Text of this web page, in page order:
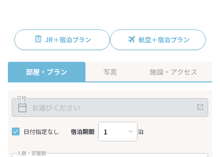
JR＋宿泊プラン 航空＋宿泊プラン
部屋・プラン 写真 施設・アクセス
日程
日付指定なし 宿泊期間 泊
人数・部屋数